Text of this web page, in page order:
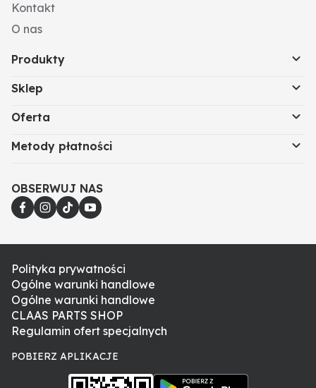
Kontakt
O nas
Produkty
Sklep
Oferta
Metody płatności
OBSERWUJ NAS
Polityka prywatności
Ogólne warunki handlowe
Ogólne warunki handlowe
CLAAS PARTS SHOP
Regulamin ofert specjalnych
POBIERZ APLIKACJE